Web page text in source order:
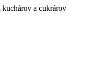
a cukrárov